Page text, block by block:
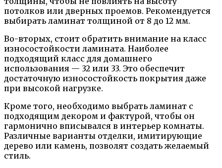
потолков или дверных проемов. Рекомендуется
выбирать ламинат толщиной от 8 до 12 мм.
Во-вторых, стоит обратить внимание на класс
износостойкости ламината. Наиболее
подходящий класс для домашнего
использования — 32 или 33. Это обеспечит
достаточную износостойкость покрытия даже
при высокой нагрузке.
Кроме того, необходимо выбрать ламинат с
подходящим декором и фактурой, чтобы он
гармонично вписывался в интерьер комнаты.
Различные варианты отделки, имитирующие
дерево или камень, позволят создать желаемый
стиль.